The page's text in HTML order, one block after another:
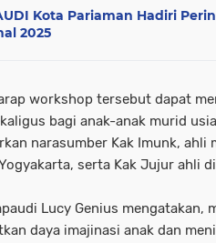
Kota Pariaman Hadiri
2025
workshop tersebut dapat
bagi anak-anak murid
narasumber Kak Imunk, ahli
serta Kak Jujur ahli
Lucy Genius mengatakan,
daya imajinasi anak dan